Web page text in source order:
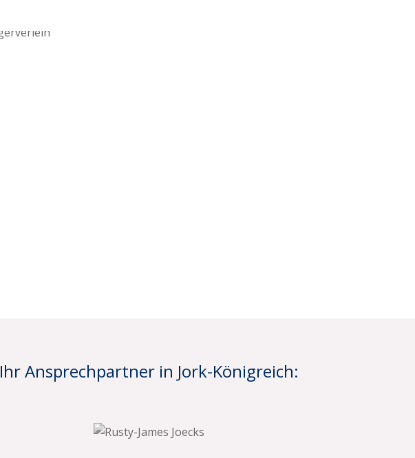
Ihr Ansprechpartner in Jork-Königreich: